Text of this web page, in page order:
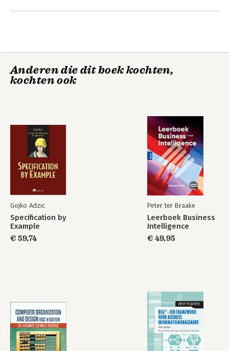
Anderen die dit boek kochten,
kochten ook
Gojko Adzic
Specification by
Example
€ 59,74
Peter ter Braake
Leerboek Business
Intelligence
€ 49,95